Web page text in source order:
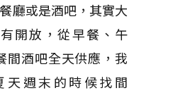
廳或是酒吧，其實大
開放，從早餐、午
間酒吧全天供應，我
天週末的時候找間